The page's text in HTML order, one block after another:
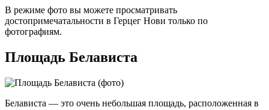
В режиме фото вы можете просматривать
достопримечатальности в Герцег Нови только по
фотографиям.
Площадь Белависта
Белависта — это очень небольшая площадь, расположенная в